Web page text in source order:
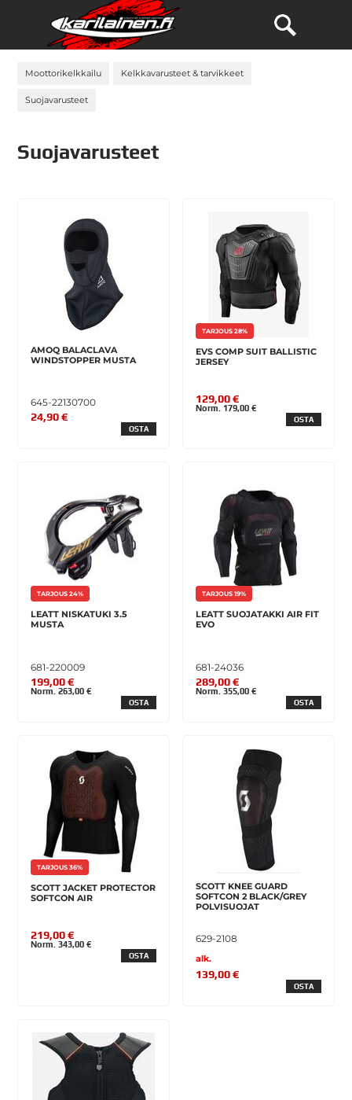
Moottorikelkkailu Kelkkavarusteet & tarvikkeet
Suojavarusteet
Suojavarusteet
AMOQ BALACLAVA
WINDSTOPPER MUSTA
645-22130700
24,90 €
OSTA
TARJOUS 28%
EVS COMP SUIT BALLISTIC
JERSEY
129,00 €
Norm. 179,00 €
OSTA
TARJOUS 24%
LEATT NISKATUKI 3.5
MUSTA
681-220009
199,00 €
Norm. 263,00 €
OSTA
TARJOUS 19%
LEATT SUOJATAKKI AIR FIT
EVO
681-24036
289,00 €
Norm. 355,00 €
OSTA
TARJOUS 36%
SCOTT JACKET PROTECTOR
SOFTCON AIR
219,00 €
Norm. 343,00 €
OSTA
SCOTT KNEE GUARD
SOFTCON 2 BLACK/GREY
POLVISUOJAT
629-2108
alk.
139,00 €
OSTA